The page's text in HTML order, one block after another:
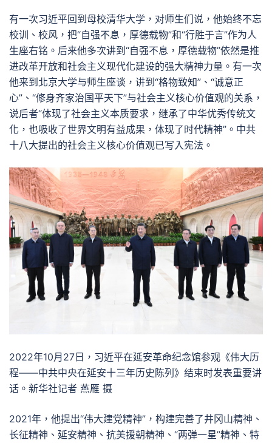
有一次习近平回到母校清华大学，对师生们说，他始终不忘
校训、校风，把“自强不息，厚德载物”和“行胜于言”作为人
生座右铭。后来他多次讲到“自强不息，厚德载物”依然是推
进改革开放和社会主义现代化建设的强大精神力量。有一次
他来到北京大学与师生座谈，讲到“格物致知”、“诚意正
心”、“修身齐家治国平天下”与社会主义核心价值观的关系，
说后者“体现了社会主义本质要求，继承了中华优秀传统文
化，也吸收了世界文明有益成果，体现了时代精神”。中共
十八大提出的社会主义核心价值观已写入宪法。
2022年10月27日，习近平在延安革命纪念馆参观《伟大历
程——中共中央在延安十三年历史陈列》结束时发表重要讲
话。新华社记者 燕雁 摄
2021年，他提出“伟大建党精神”，构建完善了井冈山精神、
长征精神、延安精神、抗美援朝精神、“两弹一星”精神、特